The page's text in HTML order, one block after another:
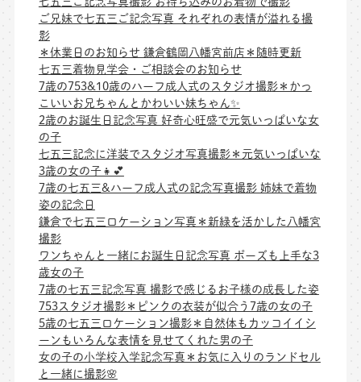
ご兄妹で七五三ご記念写真 それぞれの表情が溢れる撮
影
＊休業日のお知らせ 鎌倉鶴岡八幡宮前店＊随時更新
七五三着物見学会・ご相談会のお知らせ
7歳の753&10歳のハーフ成人式のスタジオ撮影＊かっ
こいいお兄ちゃんとかわいい妹ちゃん✨
2歳のお誕生日記念写真 好奇心旺盛で元気いっぱいな女
の子
七五三記念に洋装でスタジオ写真撮影＊元気いっぱいな
3歳の女の子👧💕
7歳の七五三&ハーフ成人式の記念写真撮影 姉妹で着物
姿の記念日
鎌倉で七五三ロケーション写真＊新緑を活かした八幡宮
撮影
ワンちゃんと一緒にお誕生日記念写真 ポーズも上手な3
歳女の子
7歳の七五三記念写真 撮影で感じるお子様の成長した姿
753スタジオ撮影＊ピンクの衣装が似合う7歳の女の子
5歳の七五三ロケーション撮影＊自然体もカッコイイシ
ーンもいろんな表情を見せてくれた男の子
女の子の小学校入学記念写真＊お気に入りのランドセル
と一緒に撮影🌸